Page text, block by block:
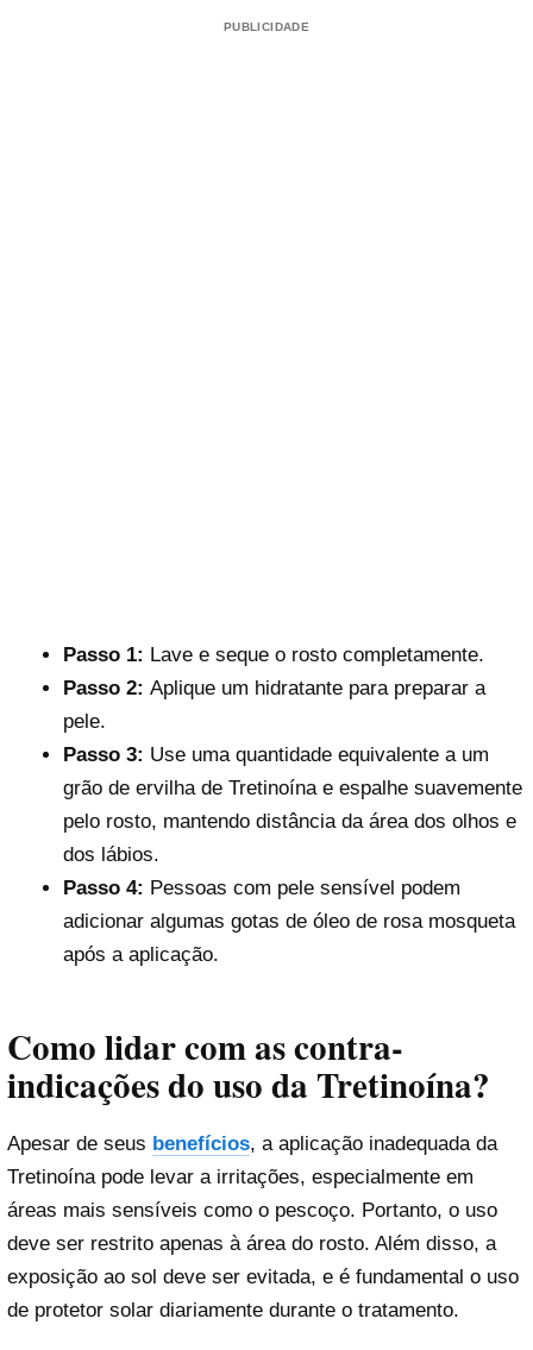
PUBLICIDADE
Passo 1: Lave e seque o rosto completamente.
Passo 2: Aplique um hidratante para preparar a
pele.
Passo 3: Use uma quantidade equivalente a um
grão de ervilha de Tretinoína e espalhe suavemente
pelo rosto, mantendo distância da área dos olhos e
dos lábios.
Passo 4: Pessoas com pele sensível podem
adicionar algumas gotas de óleo de rosa mosqueta
após a aplicação.
Como lidar com as contra-
indicações do uso da Tretinoína?
Apesar de seus benefícios, a aplicação inadequada da
Tretinoína pode levar a irritações, especialmente em
áreas mais sensíveis como o pescoço. Portanto, o uso
deve ser restrito apenas à área do rosto. Além disso, a
exposição ao sol deve ser evitada, e é fundamental o uso
de protetor solar diariamente durante o tratamento.